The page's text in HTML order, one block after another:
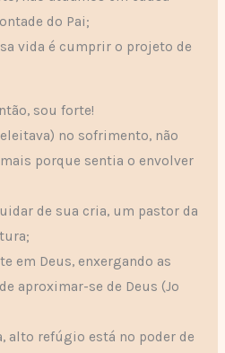
do Pai;
vida é cumprir o projeto de
sou forte!
no sofrimento, não
porque sentia o envolver
de sua cria, um pastor da
em Deus, enxergando as
aproximar-se de Deus (Jo
alto refúgio está no poder de